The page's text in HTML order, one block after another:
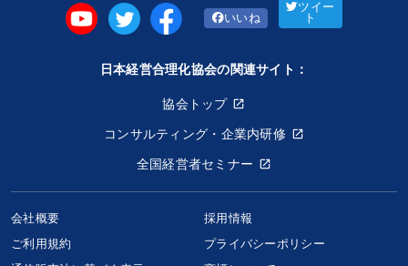
いいね
ツイー
ト
日本経営合理化協会の関連サイト：
協会トップ
コンサルティング・企業内研修
全国経営者セミナー
会社概要
採用情報
ご利用規約
プライバシーポリシー